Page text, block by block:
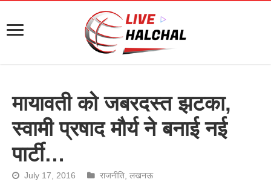
मायावती को जबरदस्त झटका,
स्वामी प्रषाद मौर्य ने बनाई नई
पार्टी…
July 17, 2016 राजनीति ,लखनऊ